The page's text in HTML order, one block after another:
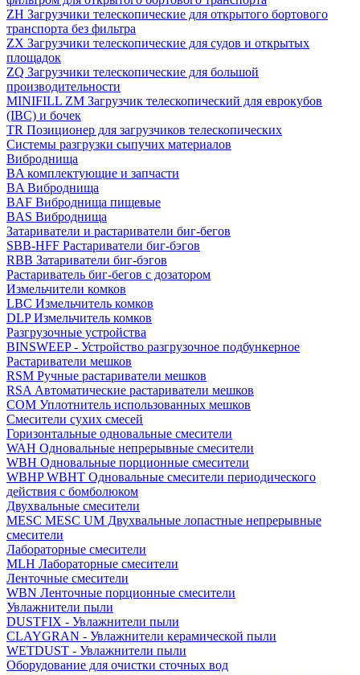
ZH Загрузчики телескопические для открытого бортового
транспорта без фильтра
ZX Загрузчики телескопические для судов и открытых
площадок
ZQ Загрузчики телескопические для большой
производительности
MINIFILL ZM Загрузчик телескопический для еврокубов
(IBC) и бочек
TR Позиционер для загрузчиков телескопических
Системы разгрузки сыпучих материалов
Виброднища
BA комплектующие и запчасти
BA Виброднища
BAF Виброднища пищевые
BAS Виброднища
Затариватели и растариватели биг-бегов
SBB-HFF Растариватели биг-бэгов
RBB Затариватели биг-бэгов
Растариватель биг-бегов с дозатором
Измельчители комков
LBC Измельчитель комков
DLP Измельчитель комков
Разгрузочные устройства
BINSWEEP - Устройство разгрузочное подбункерное
Растариватели мешков
RSM Ручные растариватели мешков
RSA Автоматические растариватели мешков
COM Уплотнитель использованных мешков
Смесители сухих смесей
Горизонтальные одновальные смесители
WAH Одновальные непрерывные смесители
WBH Одновальные порционные смесители
WBHP WBHT Одновальные смесители периодического
действия с бомболюком
Двухвальные смесители
MESC MESC UM Двухвальные лопастные непрерывные
смесители
Лабораторные смесители
MLH Лабораторные смесители
Ленточные смесители
WBN Ленточные порционные смесители
Увлажнители пыли
DUSTFIX - Увлажнители пыли
CLAYGRAN - Увлажнители керамической пыли
WETDUST - Увлажнители пыли
Оборудование для очистки сточных вод